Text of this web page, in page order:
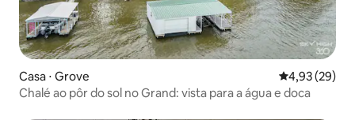
Casa ⋅ Grove 4,93 de uma
4,93 (29)
Chalé ao pôr do sol no Grand: vista para a água e doca